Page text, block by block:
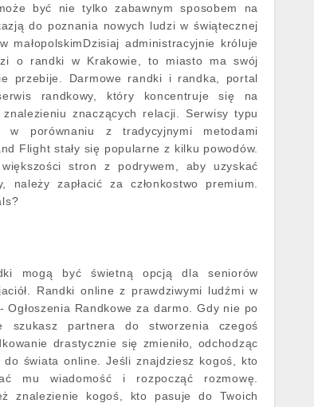
być nie tylko zabawnym sposobem na
do poznania nowych ludzi w świątecznej
małopolskimDzisiaj administracyjnie króluje
o randki w Krakowie, to miasto ma swój
przebije. Darmowe randki i randka, portal
randkowy, który koncentruje się na
znaczących relacji. Serwisy typu
porównaniu z tradycyjnymi metodami
Flight stały się popularne z kilku powodów.
stron z podrywem, aby uzyskać
zapłacić za członkostwo premium.
mogą być świetną opcją dla seniorów
Randki online z prawdziwymi ludźmi w
Randkowe za darmo. Gdy nie po
partnera do stworzenia czegoś
drastycznie się zmieniło, odchodząc
świata online. Jeśli znajdziesz kogoś, kto
mu wiadomość i rozpocząć rozmowę.
znalezienie kogoś, kto pasuje do Twoich